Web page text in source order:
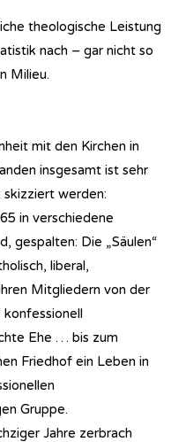
theologische Leistung
nach – gar nicht so
Milieu.
mit den Kirchen in
insgesamt ist sehr
skizziert werden:
in verschiedene
gespalten: Die „Säulen“
liberal,
Mitgliedern von der
konfessionell
Ehe … bis zum
Friedhof ein Leben in
Gruppe.
Jahre zerbrach